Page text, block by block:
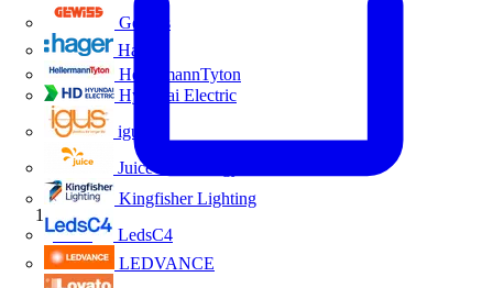
Gewiss
Hager
HellermannTyton
Hyundai Electric
igus
Juice Technology
Kingfisher Lighting
LedsC4
LEDVANCE
Inicio